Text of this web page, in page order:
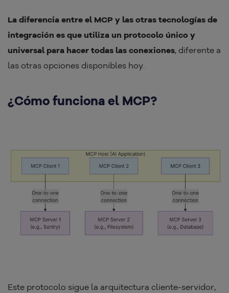
La diferencia entre el MCP y las otras tecnologías de
integración es que utiliza un protocolo único y
universal para hacer todas las conexiones, diferente a
las otras opciones disponibles hoy.
¿Cómo funciona el MCP?
Este protocolo sigue la arquitectura cliente-servidor,